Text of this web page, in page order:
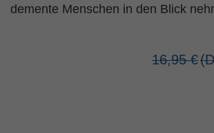
demente Menschen in den Blick
16,95 €